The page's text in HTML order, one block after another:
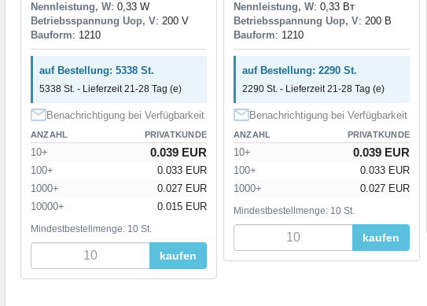
Nennleistung, W: 0,33 W
Betriebsspannung Uop, V: 200 V
Bauform: 1210
auf Bestellung: 5338 St.
5338 St. - Lieferzeit 21-28 Tag (e)
Benachrichtigung bei Verfügbarkeit
ANZAHL PRIVATKUNDE
10+ 0.039 EUR
100+
0.033 EUR
1000+
0.027 EUR
10000+
0.015 EUR
Mindestbestellmenge: 10 St.
kaufen
Nennleistung, W: 0,33 Вт
Betriebsspannung Uop, V: 200 В
Bauform: 1210
auf Bestellung: 2290 St.
2290 St. - Lieferzeit 21-28 Tag (e)
Benachrichtigung bei Verfügbarkeit
ANZAHL PRIVATKUNDE
10+ 0.039 EUR
100+
0.033 EUR
1000+
0.027 EUR
Mindestbestellmenge: 10 St.
kaufen